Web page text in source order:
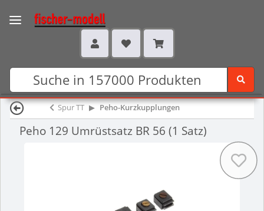
Spur TT Peho-Kurzkupplungen
Peho 129 Umrüstsatz BR 56 (1 Satz)